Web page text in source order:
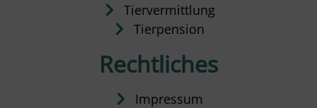
Tiervermittlung
Tierpension
Rechtliches
Impressum